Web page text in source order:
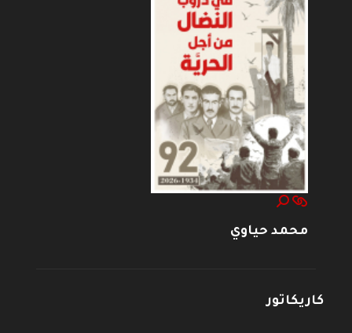
محمد حياوي
كاريكاتور